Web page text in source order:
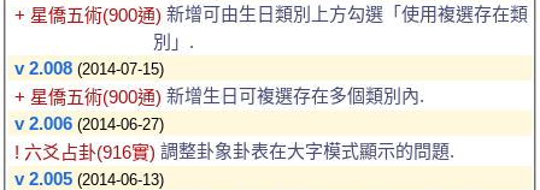
+ 星僑五術(900通) 新增可由生日類別上方勾選「使用複選存在類
別」.
v 2.008 (2014-07-15)
+ 星僑五術(900通) 新增生日可複選存在多個類別內.
v 2.006 (2014-06-27)
! 六爻占卦(916實) 調整卦象卦表在大字模式顯示的問題.
v 2.005 (2014-06-13)